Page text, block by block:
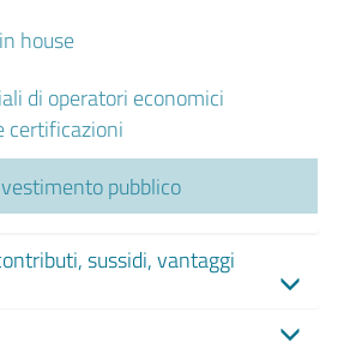
house
di operatori economici
certificazioni
pubblico
sussidi, vantaggi